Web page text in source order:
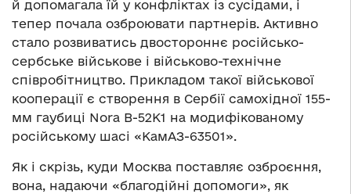
й допомагала їй у конфліктах із сусідами, і
тепер почала озброювати партнерів. Активно
стало розвиватись двостороннє російсько-
сербське військове і військово-технічне
співробітництво. Прикладом такої військової
кооперації є створення в Сербії самохідної 155-
мм гаубиці Nora B-52К1 на модифікованому
російському шасі «КамАЗ-63501».
Як і скрізь, куди Москва поставляє озброєння,
вона, надаючи «благодійні допомоги», як